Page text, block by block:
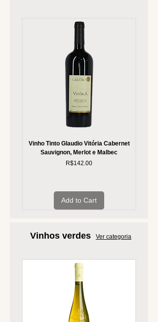
Vinho Tinto Glaudio Vitória Cabernet
Sauvignon, Merlot e Malbec
Price
R$142.00
Add to Cart
Vinhos verdes Ver categoria